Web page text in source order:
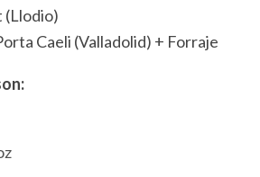
(Llodio)
Caeli (Valladolid) + Forraje